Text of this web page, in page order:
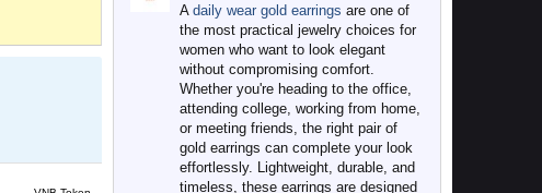
A daily wear gold earrings are one of
the most practical jewelry choices for
women who want to look elegant
without compromising comfort.
Whether you're heading to the office,
attending college, working from home,
or meeting friends, the right pair of
gold earrings can complete your look
effortlessly. Lightweight, durable, and
timeless, these earrings are designed